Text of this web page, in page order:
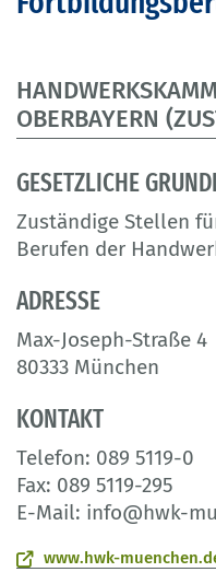
OBERBAYERN
GESETZLICHE
Zuständige Stellen
Berufen der
ADRESSE
Max-Joseph-Straße 4
80333 München
KONTAKT
Telefon: 089 5119-0
Fax: 089 5119-295
E-Mail: info@hwk-
www.hwk-